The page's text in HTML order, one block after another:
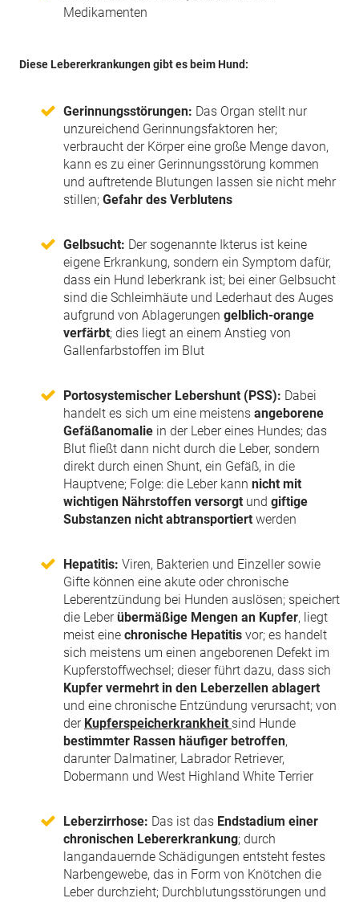
Medikamenten
Diese Lebererkrankungen gibt es beim Hund:
Gerinnungsstörungen: Das Organ stellt nur
unzureichend Gerinnungsfaktoren her;
verbraucht der Körper eine große Menge davon,
kann es zu einer Gerinnungsstörung kommen
und auftretende Blutungen lassen sie nicht mehr
stillen; Gefahr des Verblutens
Gelbsucht: Der sogenannte Ikterus ist keine
eigene Erkrankung, sondern ein Symptom dafür,
dass ein Hund leberkrank ist; bei einer Gelbsucht
sind die Schleimhäute und Lederhaut des Auges
aufgrund von Ablagerungen gelblich-orange
verfärbt; dies liegt an einem Anstieg von
Gallenfarbstoffen im Blut
Portosystemischer Lebershunt (PSS): Dabei
handelt es sich um eine meistens angeborene
Gefäßanomalie in der Leber eines Hundes; das
Blut fließt dann nicht durch die Leber, sondern
direkt durch einen Shunt, ein Gefäß, in die
Hauptvene; Folge: die Leber kann nicht mit
wichtigen Nährstoffen versorgt und giftige
Substanzen nicht abtransportiert werden
Hepatitis: Viren, Bakterien und Einzeller sowie
Gifte können eine akute oder chronische
Leberentzündung bei Hunden auslösen; speichert
die Leberübermäßige Mengen an Kupfer, liegt
meist eine chronische Hepatitis vor; es handelt
sich meistens um einen angeborenen Defekt im
Kupferstoffwechsel; dieser führt dazu, dass sich
Kupfer vermehrt in den Leberzellen ablagert
und eine chronische Entzündung verursacht; von
der Kupferspeicherkrankheit sind Hunde
bestimmter Rassen häufiger betroffen,
darunter Dalmatiner, Labrador Retriever,
Dobermann und West Highland White Terrier
Leberzirrhose: Das ist das Endstadium einer
chronischen Lebererkrankung; durch
langandauernde Schädigungen entsteht festes
Narbengewebe, das in Form von Knötchen die
Leber durchzieht; Durchblutungsstörungen und